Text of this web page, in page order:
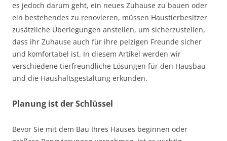
es jedoch darum geht, ein neues Zuhause zu bauen oder
ein bestehendes zu renovieren, müssen Haustierbesitzer
zusätzliche Überlegungen anstellen, um sicherzustellen,
dass ihr Zuhause auch für ihre pelzigen Freunde sicher
und komfortabel ist. In diesem Artikel werden wir
verschiedene tierfreundliche Lösungen für den Hausbau
und die Haushaltsgestaltung erkunden.
Planung ist der Schlüssel
Bevor Sie mit dem Bau Ihres Hauses beginnen oder